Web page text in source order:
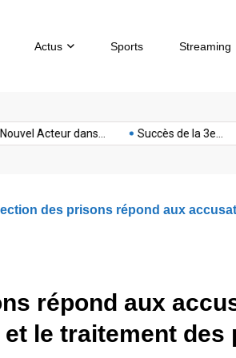
Actus Sports Streaming
Acteur dans... Succès de la 3e...
Sevilla
FC
Smartphone
sous-
marin
des prisons répond aux
répond aux
et le traitement